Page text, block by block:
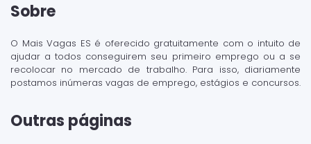
Sobre
O Mais Vagas ES é oferecido gratuitamente com o intuito de
ajudar a todos conseguirem seu primeiro emprego ou a se
recolocar no mercado de trabalho. Para isso, diariamente
postamos inúmeras vagas de emprego, estágios e concursos.
Outras páginas